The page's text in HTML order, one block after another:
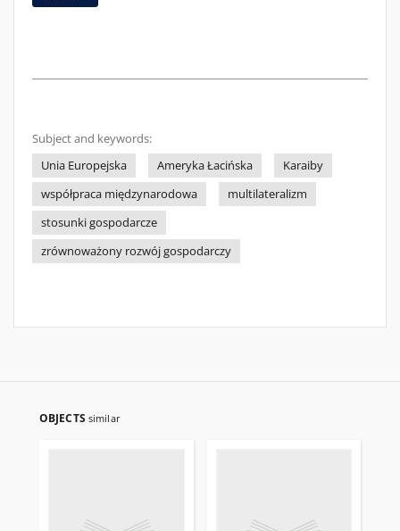
Subject and keywords:
Unia Europejska
Ameryka Łacińska
Karaiby
współpraca międzynarodowa
multilateralizm
stosunki gospodarcze
zrównoważony rozwój gospodarczy
OBJECTS similar